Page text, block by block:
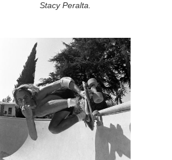
Stacy Peralta.